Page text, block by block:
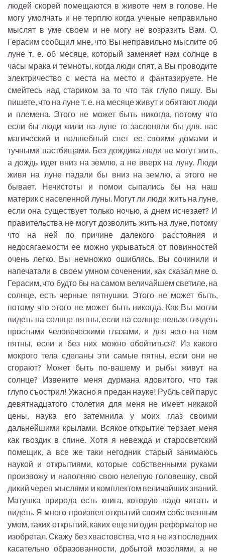
людей скорей помещаются в животе чем в голове. Не
могу умолчать и не терплю когда ученые неправильно
мыслят в уме своем и не могу не возразить Вам. О.
Герасим сообщил мне, что Вы неправильно мыслите об
луне т. е. об месяце, который заменяет нам солнце в
часы мрака и темноты, когда люди спят, а Вы проводите
электричество с места на место и фантазируете. Не
смейтесь над стариком за то что так глупо пишу. Вы
пишете, что на луне т. е. на месяце живут и обитают люди
и племена. Этого не может быть никогда, потому что
если бы люди жили на луне то заслоняли бы для. нас
магический и волшебный свет ее своими домами и
тучными пастбищами. Без дождика люди не могут жить,
а дождь идет вниз на землю, а не вверх на луну. Люди
живя на луне падали бы вниз на землю, а этого не
бывает. Нечистоты и помои сыпались бы на наш
материк с населенной луны. Могут ли люди жить на луне,
если она существует только ночью, а днем исчезает? И
правительства не могут дозволить жить на луне, потому
что на ней по причине далекого расстояния и
недосягаемости ее можно укрываться от повинностей
очень легко. Вы немножко ошиблись. Вы сочинили и
напечатали в своем умном соченении, как сказал мне о.
Герасим, что будто бы на самом величайшем светиле, на
солнце, есть черные пятнушки. Этого не может быть,
потому что этого не может быть никогда. Как Вы могли
видеть на солнце пятны, если на солнце нельзя глядеть
простыми человеческими глазами, и для чего на нем
пятны, если и без них можно обойтиться? Из какого
мокрого тела сделаны эти самые пятны, если они не
сгорают? Может быть по-вашему и рыбы живут на
солнце? Извените меня дурмана ядовитого, что так
глупо съострил! Ужасно я предан науке! Рубль сей парус
девятнадцатого столетия для меня не имеет никакой
цены, наука его затемнила у моих глаз своими
дальнейшими крылами. Всякое открытие терзает меня
как гвоздик в спине. Хотя я невежда и старосветский
помещик, а все же таки негодник старый занимаюсь
наукой и открытиями, которые собственными руками
произвожу и наполняю свою нелепую головешку, свой
дикий череп мыслями и комплектом величайших знаний.
Матушка природа есть книга, которую надо читать и
видеть. Я много произвел открытий своим собственным
умом, таких открытий, каких еще ни один реформатор не
изобретал. Скажу без хвастовства, что я не из последних
касательно образованности, добытой мозолями, а не